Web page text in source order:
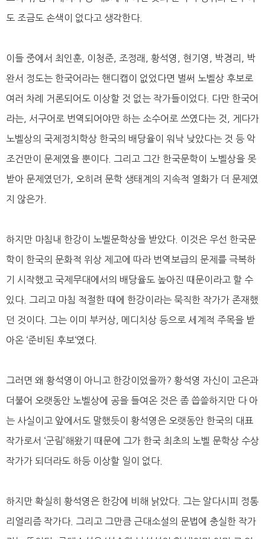
도 조금도 손색이 없다고 생각한다.
이들 중에서 최인훈, 이청준, 조정래, 황석영, 현기영, 박경리, 박
완서 정도는 한국어라는 핸디캡이 없었다면 벌써 노벨상 후보로
여러 차례 거론되어도 이상할 것 없는 작가들이었다. 다만 한국어
라는, 서구어로 번역되어야만 하는 소수어로 쓰였다는 것, 게다가
노벨상의 국제정치학상 한국의 배당율이 워낙 낮았다는 것 등 악
조건만이 문제였을 뿐이다. 그리고 그간 한국문학이 노벨상을 못
받아 문제였던가, 오히려 문학 생태계의 지속적 열화가 더 문제였
지 않은가.
하지만 마침내 한강이 노벨문학상을 받았다. 이것은 우선 한국문
학이 한국의 문화적 위상 제고에 따라 번역보급의 문제를 극복하
기 시작했고 국제무대에서의 배당율도 높아진 때문이라고 할 수
있다. 그리고 마침 적절한 때에 한강이라는 묵직한 작가가 존재했
던 것이다. 그는 이미 부커상, 메디치상 등으로 세계적 주목을 받
아온 ‘준비된 후보‘였다.
그러면 왜 황석영이 아니고 한강이었을까? 황석영 자신이 고은과
더불어 오랫동안 노벨상에 공을 들여온 것은 좀 씁쓸하지만 다 아
는 사실이고 앞에서도 말했듯이 황석영은 오랫동안 한국의 대표
작가로서 ‘군림’해왔기 때문에 그가 한국 최초의 노벨 문학상 수상
작가가 되더라도 하등 이상할 일이 없다.
하지만 확실히 황석영은 한강에 비해 낡았다. 그는 알다시피 정통
리얼리즘 작가다. 그리고 그만큼 근대소설의 문법에 충실한 작가